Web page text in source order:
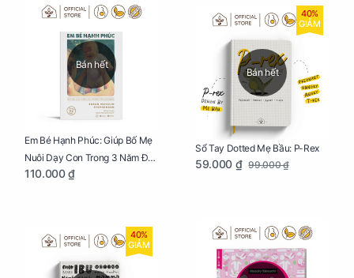
Bán hết
Em Bé Hạnh Phúc: Giúp Bố Mẹ
Nuôi Dạy Con Trong 3 Năm Đầu
Đời
110.000 ₫
Bán hết
40%
GIẢM
Sổ Tay Dotted Mẹ Bầu: P-Rex
59.000 ₫ 99.000 ₫
40%
GIẢM